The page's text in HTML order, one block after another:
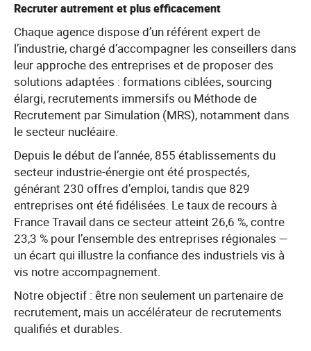
Recruter autrement et plus efficacement
Chaque agence dispose d’un référent expert de
l’industrie, chargé d’accompagner les conseillers dans
leur approche des entreprises et de proposer des
solutions adaptées : formations ciblées, sourcing
élargi, recrutements immersifs ou Méthode de
Recrutement par Simulation (MRS), notamment dans
le secteur nucléaire.
Depuis le début de l’année, 855 établissements du
secteur industrie-énergie ont été prospectés,
générant 230 offres d’emploi, tandis que 829
entreprises ont été fidélisées. Le taux de recours à
France Travail dans ce secteur atteint 26,6 %, contre
23,3 % pour l’ensemble des entreprises régionales —
un écart qui illustre la confiance des industriels vis à
vis notre accompagnement.
Notre objectif : être non seulement un partenaire de
recrutement, mais un accélérateur de recrutements
qualifiés et durables.